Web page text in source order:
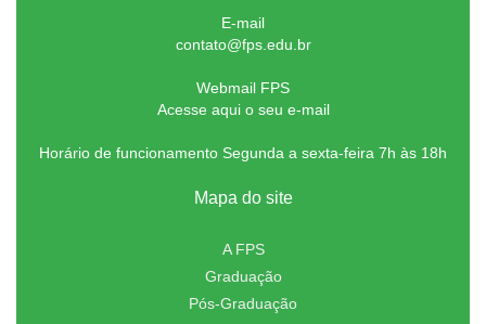
E-mail
contato@fps.edu.br
Webmail FPS
Acesse aqui o seu e-mail
Horário de funcionamento Segunda a sexta-feira 7h às 18h
Mapa do site
A FPS
Graduação
Pós-Graduação